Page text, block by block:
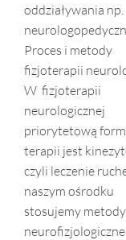
oddziaływania np.
Proces i metody
fizjoterapii
W fizjoterapii
neurologicznej
priorytetową
terapii jest
czyli leczenie
naszym ośrodku
stosujemy metody
neurofizjologiczne,